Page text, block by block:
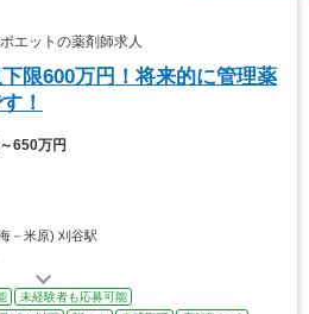
エットの薬剤師求人
限600万円！将来的に管理薬
！
650万円
－米原) 刈谷駅
未経験者も応募可能